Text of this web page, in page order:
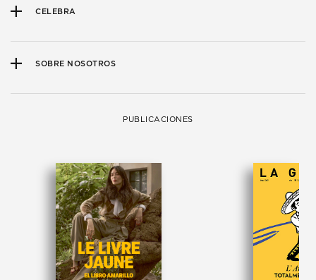
CELEBRA
SOBRE NOSOTROS
PUBLICACIONES